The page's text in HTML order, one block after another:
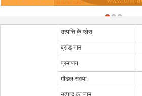
उत्पत्ति के प्लेस
ब्रांड नाम
प्रमाणन
मॉडल संख्या
उत्पाद का नाम